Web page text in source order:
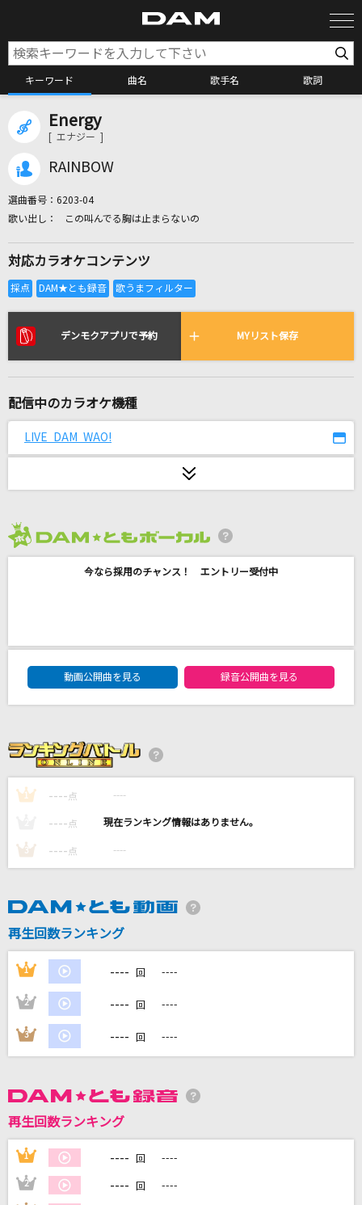
キーワード 曲名 歌手名 歌詞
全国りれき
リアルタイムで歌われている曲の一覧
キラキラ
フラレガイガール
doriko feat.初音ミク
夏祭り
JITTERIN' JINN
[良音]本能
Official髭男dism
カラオケ最新情報をチェック！
Energy
[ エナジー ]
RAINBOW
選曲番号： 6203-04
この叫んでる胸は止まらないの
対応カラオケコンテンツ
デンモクアプリで予約 MYリスト保存
配信中のカラオケ機種
LIVE DAM WAO!
今なら採用のチャンス！ エントリー受付中
DAM★ともボーカルエントリーランキング
動画公開曲を見る
録音公開曲を見る
1 ---- 点 ----
---- 点 ----
3 ---- 点 ----
再生回数ランキング
1 ---- 回 ----
2 ---- 回 ----
3 ---- 回 ----
再生回数ランキング
1 ---- 回 ----
2 ---- 回 ----